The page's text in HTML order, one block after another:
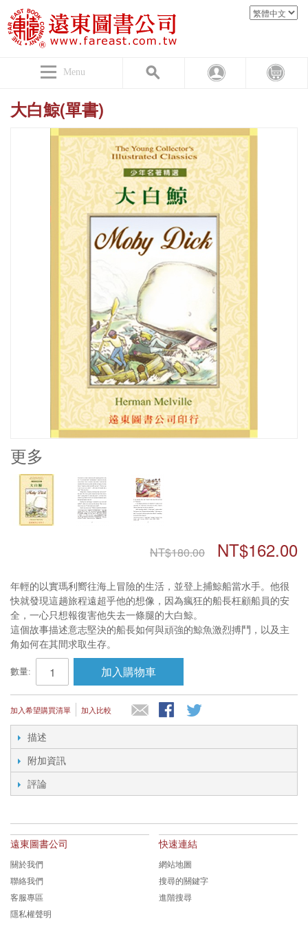
Menu
大白鯨(單書)
更多
NT$180.00 NT$162.00
年輕的以實瑪利嚮往海上冒險的生活，並登上捕鯨船當水手。他很
快就發現這趟旅程遠超乎他的想像，因為瘋狂的船長枉顧船員的安
全，一心只想報復害他失去一條腿的大白鯨。
這個故事描述意志堅決的船長如何與頑強的鯨魚激烈搏鬥，以及主
角如何在其間求取生存。
數量: 加入購物車
加入希望購買清單 加入比較
描述
附加資訊
評論
遠東圖書公司
關於我們
聯絡我們
客服專區
隱私權聲明
快速連結
網站地圖
搜尋的關鍵字
進階搜尋